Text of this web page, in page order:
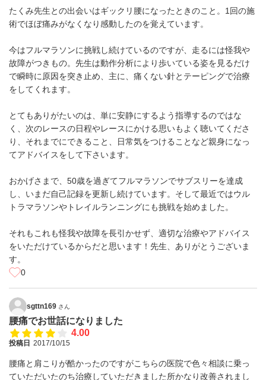
たくみ先生との出会いはギックリ腰になったときのこと。1回の施
術でほぼ痛みがなくなり感動したのを覚えています。
今はフルマラソンに挑戦し続けているのですが、走るには怪我や
故障がつきもの。先生は動作分析により歩いている姿を見るだけ
で瞬時に原因を突き止め、主に、痛くない針とテーピングで治療
をしてくれます。
とてもありがたいのは、単に安静にするよう指導するのではな
く、次のレースの日程やレースにかける思いもよく聴いてくださ
り、それまでにできること、日常気をつけることなど親身になっ
てアドバイスをして下さいます。
おかげさまで、50歳を過ぎてフルマラソンでサブスリーを達成
し、いまだ自己記録を更新し続けています。そして最近ではウル
トラマラソンやトレイルランニングにも挑戦を始めました。
それもこれも怪我や故障を長引かせず、適切な治療やアドバイス
をいただけているからだと思います！先生、ありがとうございま
す。
0
sgttn169 さん
腰痛でお世話になりました
4.00
投稿日 2017/10/15
腰痛と肩こりが酷かったのですがこちらの医院で色々相談に乗っ
ていただいたのち治療していただきました所かなり改善されまし